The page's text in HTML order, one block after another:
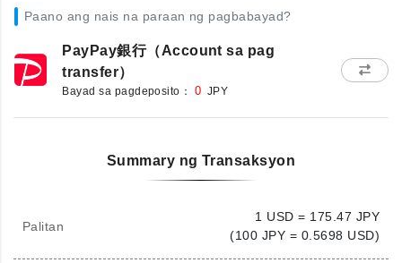
Paano ang nais na paraan ng pagbabayad?
PayPay銀行（Account sa pag
transfer）
Bayad sa pagdeposito： 0 JPY
Summary ng Transaksyon
Palitan
1 USD = 175.47 JPY
(100 JPY = 0.5698 USD)